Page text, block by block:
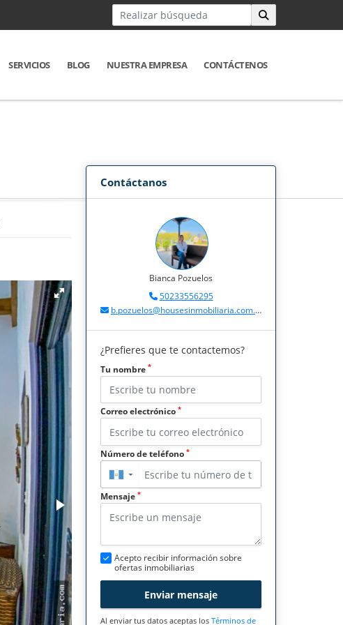
SERVICIOS BLOG NUESTRA EMPRESA CONTÁCTENOS
Contáctanos
Bianca Pozuelos
50233556295
b.pozuelos@housesinmobiliaria.com.gt
¿Prefieres que te contactemos?
Tu nombre *
Correo electrónico *
Número de teléfono *
▼
Mensaje *
Acepto recibir información sobre
ofertas inmobiliarias
Enviar mensaje
Al enviar tus datos aceptas los Términos de